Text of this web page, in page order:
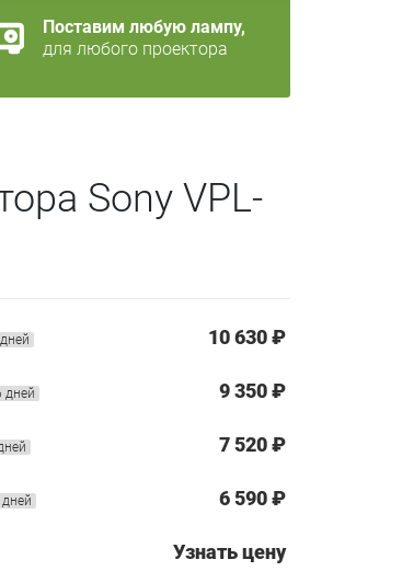
Поставим любую лампу,
для любого проектора
Sony VPL-
10 630 ₽
дней 9 350 ₽
7 520 ₽
6 590 ₽
Узнать цену